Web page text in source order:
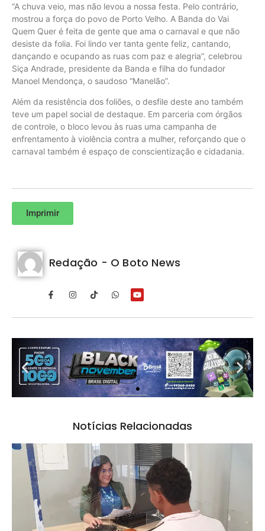
“A chuva veio, mas não levou a nossa festa. Pelo contrário,
mostrou a força do povo de Porto Velho. A Banda do Vai
Quem Quer é feita de gente que ama o carnaval e que não
desiste da folia. Foi lindo ver tanta gente feliz, cantando,
dançando e ocupando as ruas com paz e alegria”, celebrou
Siça Andrade, presidente da Banda e filha do fundador
Manoel Mendonça, o saudoso “Manelão”.
Além da resistência dos foliões, o desfile deste ano também
teve um papel social de destaque. Em parceria com órgãos
de controle, o bloco levou às ruas uma campanha de
enfrentamento à violência contra a mulher, reforçando que o
carnaval também é espaço de conscientização e cidadania.
Imprimir
Redação - O Boto News
Notícias Relacionadas